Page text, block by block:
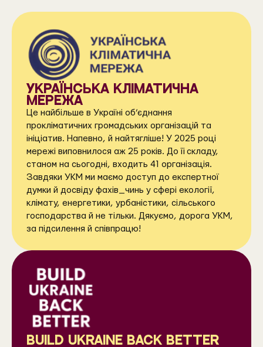
УКРАЇНСЬКА КЛІМАТИЧНА
МЕРЕЖА
Це найбільше в Україні об’єднання
прокліматичних громадських організацій та
ініціатив. Напевно, й найтягліше! У 2025 році
мережі виповнилося аж 25 років. До її складу,
станом на сьогодні, входить 41 організація.
Завдяки УКМ ми маємо доступ до експертної
думки й досвіду фахів_чинь у сфері екології,
клімату, енергетики, урбаністики, сільського
господарства й не тільки. Дякуємо, дорога УКМ,
за підсилення й співпрацю!
BUILD UKRAINE BACK BETTER